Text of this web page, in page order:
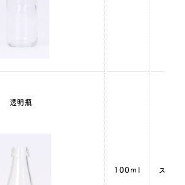
透明瓶
100ml スクリ